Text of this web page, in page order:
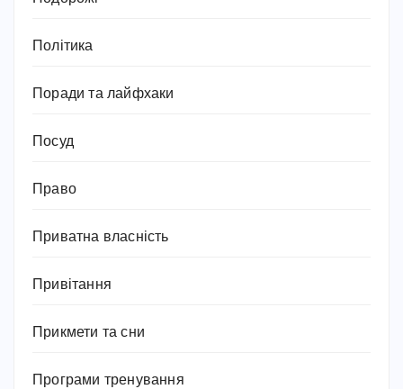
Політика
Поради та лайфхаки
Посуд
Право
Приватна власність
Привітання
Прикмети та сни
Програми тренування